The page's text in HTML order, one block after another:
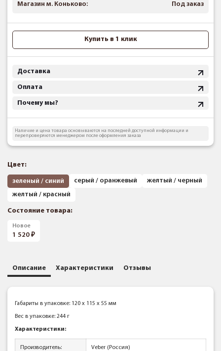
Магазин м. Коньково: Под заказ
Купить в 1 клик
Доставка
Оплата
Почему мы?
Наличие и цена товара основываются на последней доступной информации и
перепроверяются менеджером после оформления заказа
Цвет:
зеленый / синий серый / оранжевый
желтый / черный
желтый / красный
Состояние товара:
Новое
1 520
Описание Характеристики Отзывы
Габариты в упаковке: 120 x 115 x 55 мм
Вес в упаковке: 244 г
Характеристики:
Производитель: Veber (Россия)